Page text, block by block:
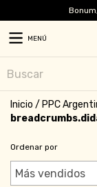
MENÚ
Inicio / PPC
Ordenar por